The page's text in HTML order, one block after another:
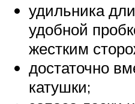
удильника
удобной
жестким
достаточно
катушки;